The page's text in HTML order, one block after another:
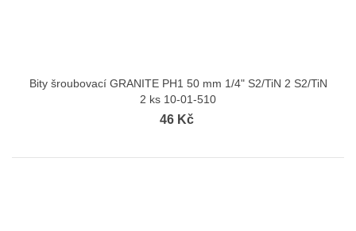
Bity šroubovací GRANITE PH1 50 mm 1/4" S2/TiN 2 S2/TiN
2 ks 10-01-510
46 Kč